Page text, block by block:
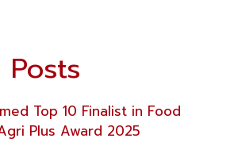
Top 10 Finalist in Food
Plus Award 2025